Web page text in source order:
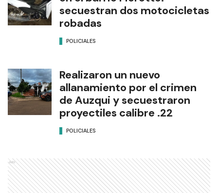
secuestran dos motocicletas
robadas
POLICIALES
Realizaron un nuevo
allanamiento por el crimen
de Auzqui y secuestraron
proyectiles calibre .22
POLICIALES
Ads